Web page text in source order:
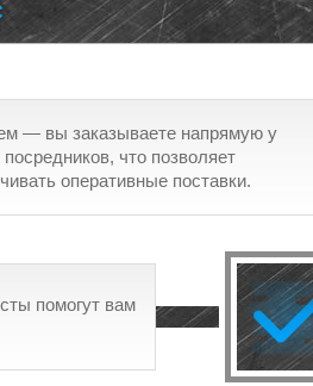
— вы заказываете напрямую у
что позволяет
оперативные поставки.
помогут вам